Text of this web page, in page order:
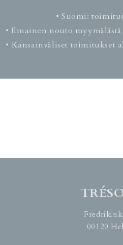
• Suomi:
• Ilmainen nouto
• Kansainväliset toimitukset
00120